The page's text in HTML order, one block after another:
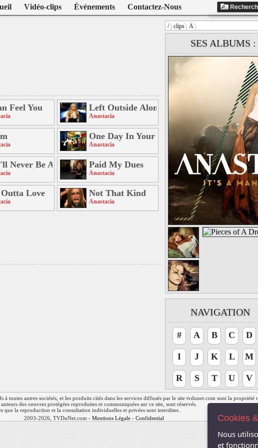
Vidéo-clips Événements Contactez-Nous
/ clips A
Warning: Undefined array
/home/clients/
on line104
Anastacia
SES ALBUMS :
NAVIGATION
# A B C D
I J K L M
R S T U V
Feel You Left Outside Alone
Anastacia
One Day In Your Life (Autre Version)
Anastacia
Never Be Alone Paid My Dues
Anastacia
Love Not That Kind
Anastacia
toutes autres sociétés, et les produits cités dans les services diffusés par le site tvdunet.com sont la propriété
des oeuvres protégées reproduites et communiquées sur ce site, sont réservés.
que la reproduction et la consultation individuelles et privées sont interdites .
2003-2026, TVDuNet.com - Mentions Légale - Confidentialité
Cookies
Nous
et